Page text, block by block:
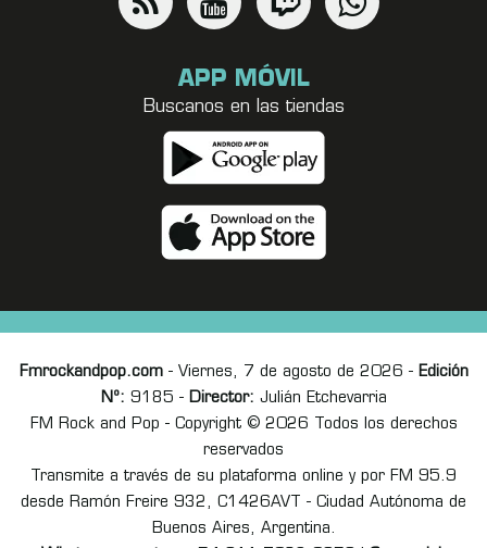
APP MÓVIL
Buscanos en las tiendas
Fmrockandpop.com- Viernes, 7 de agosto de 2026 - Edición
Nº: 9185 - Director: Julián Etchevarria
FM Rock and Pop - Copyright © 2026 Todos los derechos
reservados
Transmite a través de su plataforma online y por FM 95.9
desde Ramón Freire 932, C1426AVT - Ciudad Autónoma de
Buenos Aires, Argentina.